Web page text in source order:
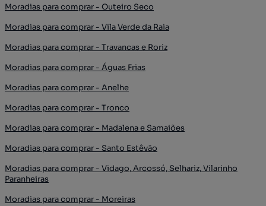
Moradias para comprar - Outeiro Seco
Moradias para comprar - Vila Verde da Raia
Moradias para comprar - Travancas e Roriz
Moradias para comprar - Águas Frias
Moradias para comprar - Anelhe
Moradias para comprar - Tronco
Moradias para comprar - Madalena e Samaiões
Moradias para comprar - Santo Estêvão
Moradias para comprar - Vidago, Arcossó, Selhariz, Vilarinho
Paranheiras
Moradias para comprar - Moreiras